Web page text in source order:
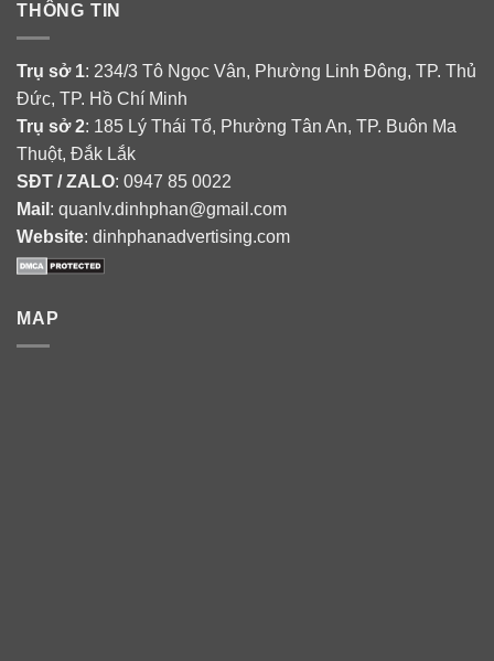
THÔNG TIN
Trụ sở 1: 234/3 Tô Ngọc Vân, Phường Linh Đông, TP. Thủ
Đức, TP. Hồ Chí Minh
Trụ sở 2: 185 Lý Thái Tổ, Phường Tân An, TP. Buôn Ma
Thuột, Đắk Lắk
SĐT / ZALO: 0947 85 0022
Mail : quanlv.dinhphan@gmail.com
Website: dinhphanadvertising.com
MAP